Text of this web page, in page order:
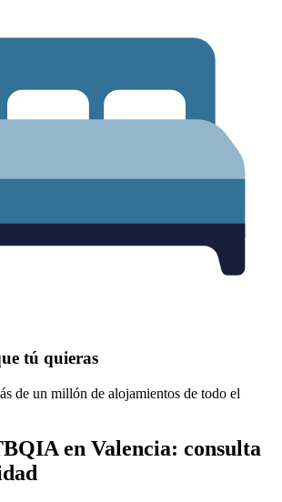
tú quieras
de un millón de alojamientos de todo el
en Valencia: consulta